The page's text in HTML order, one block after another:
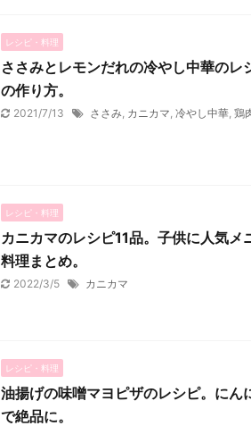
レシピ・料理
ささみとレモンだれの冷やし中華のレ
の作り方。
2021/7/13 ささみ カニカマ 冷やし中華 鶏
レシピ・料理
カニカマのレシピ11品。子供に人気メ
料理まとめ。
2022/3/5 カニカマ
レシピ・料理
油揚げの味噌マヨピザのレシピ。にん
で絶品に。